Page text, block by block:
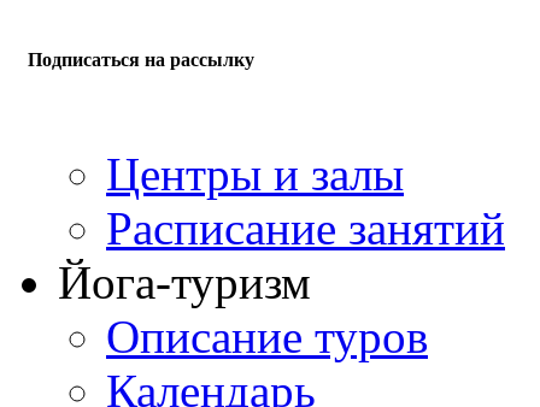
Подписаться на рассылку
Центры и залы
Расписание занятий
Йога-туризм
Описание туров
Календарь